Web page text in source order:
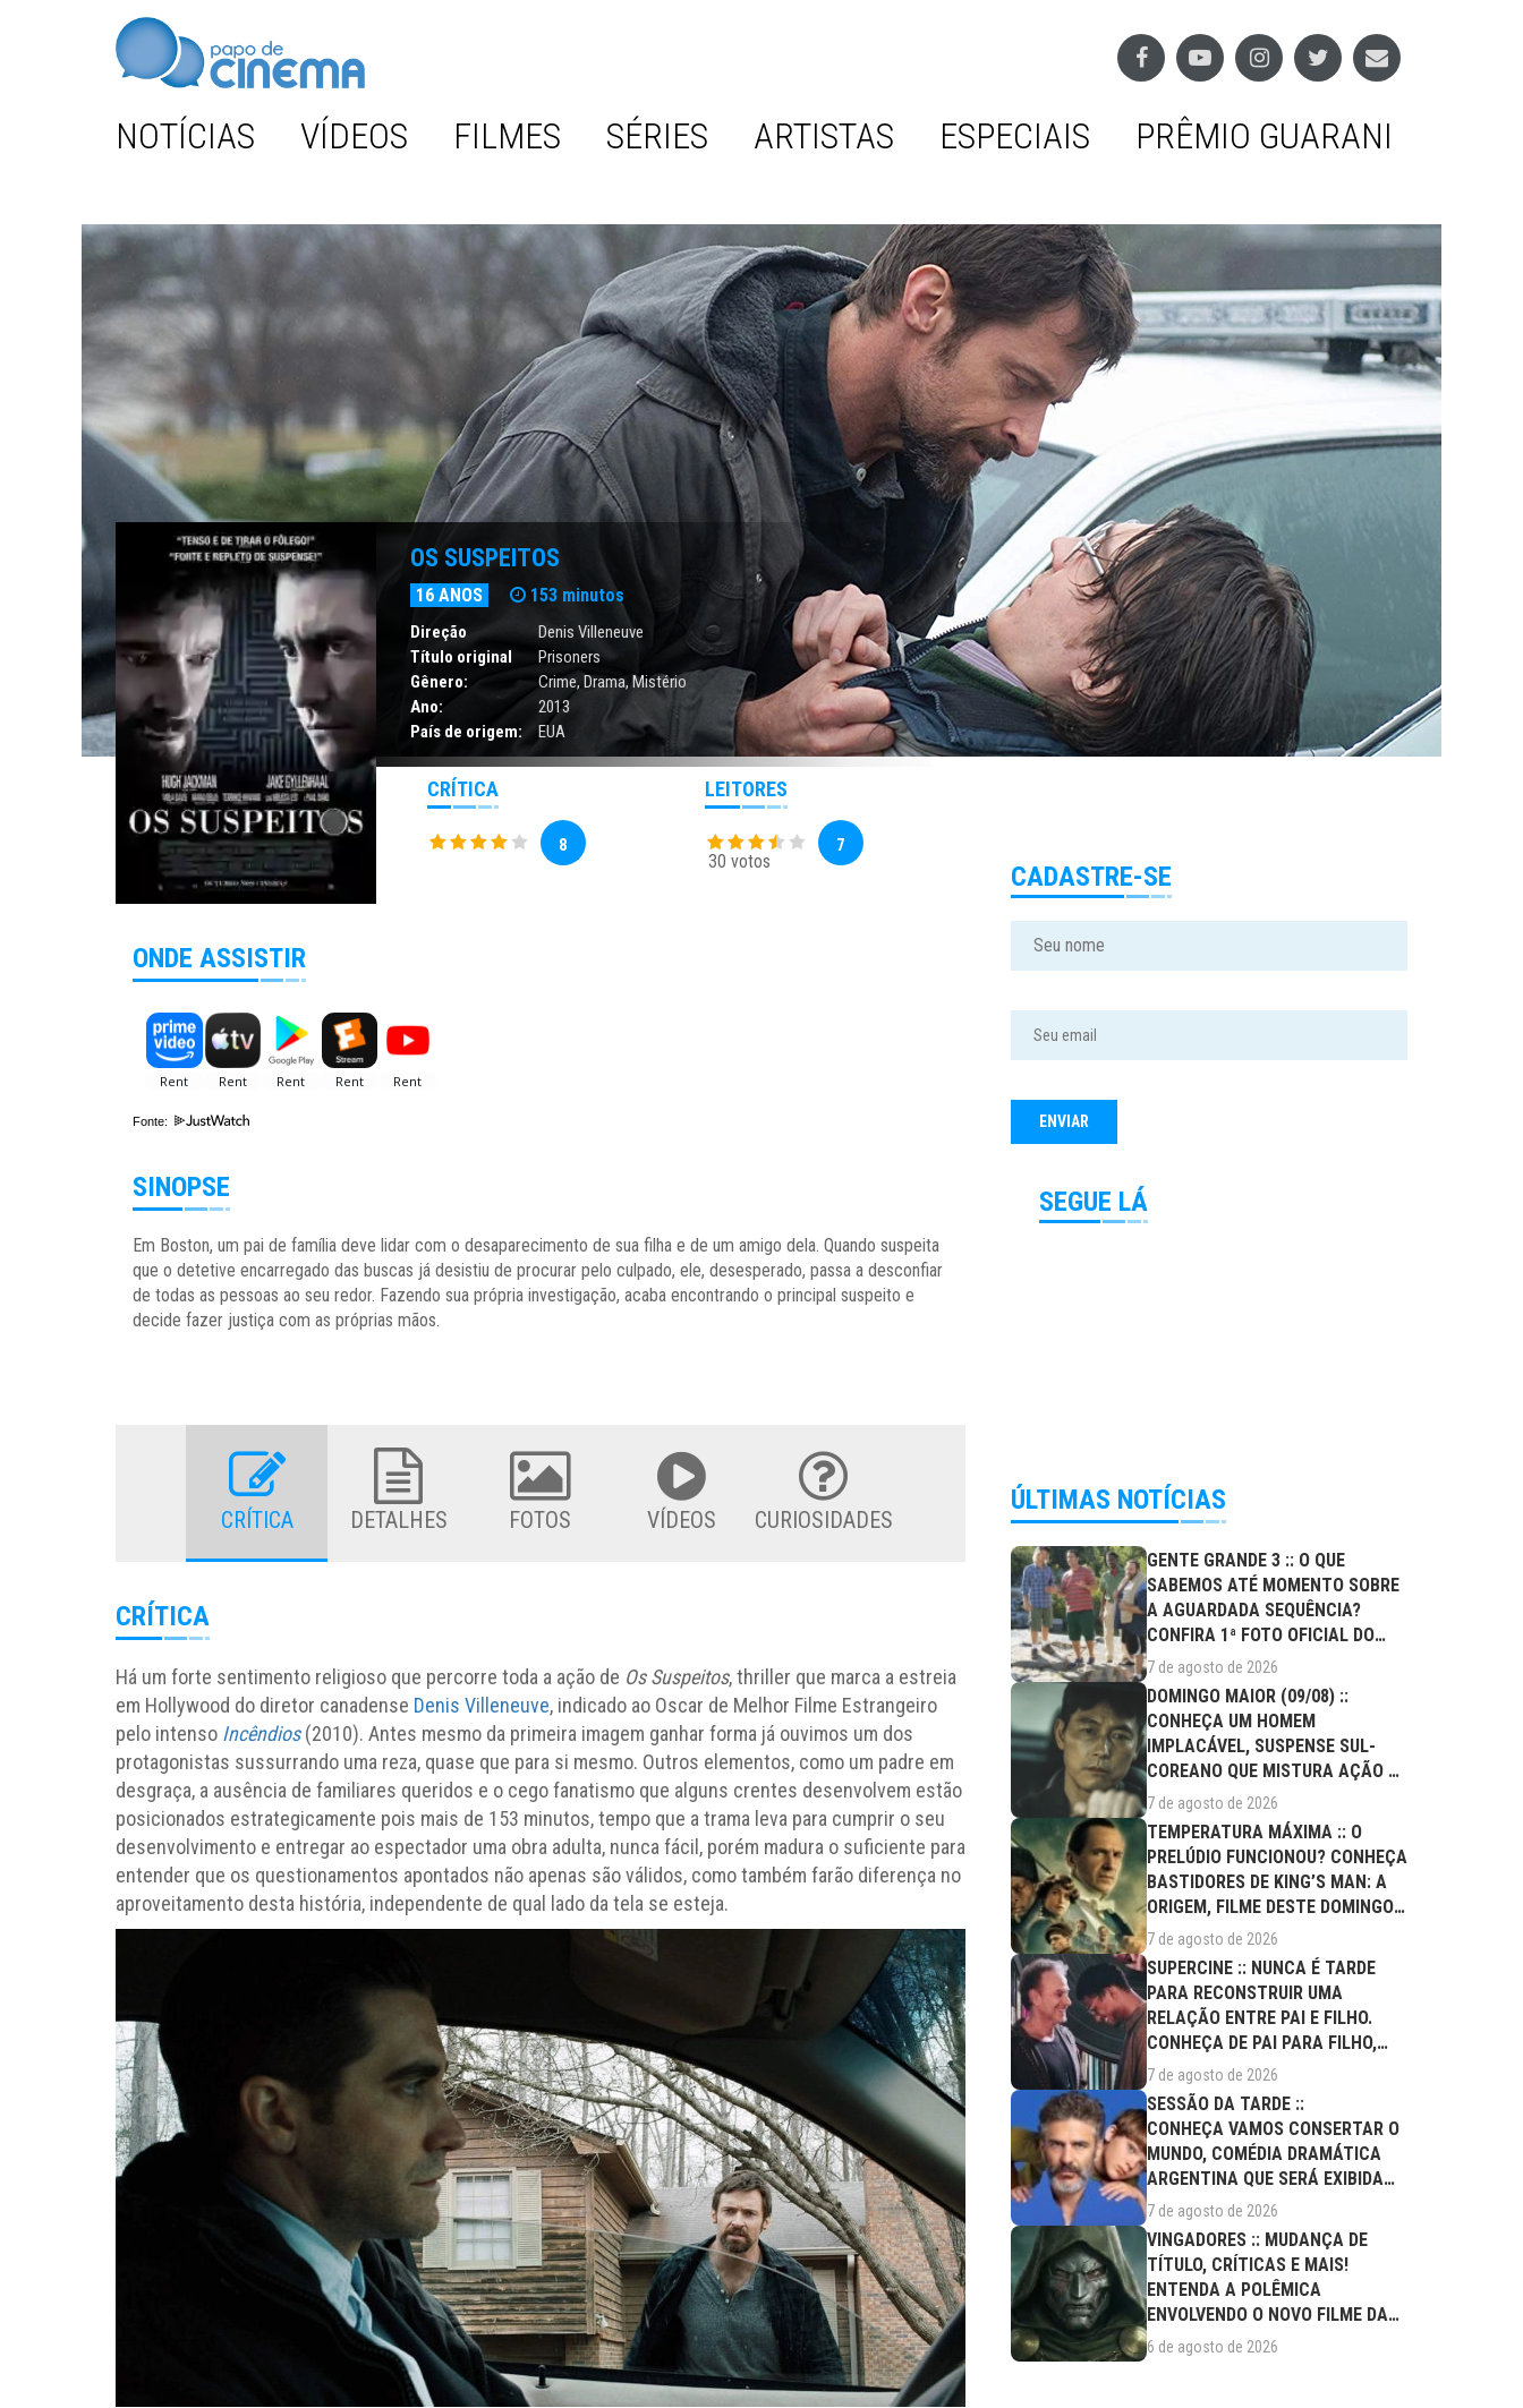
NOTÍCIAS VÍDEOS FILMES SÉRIES ARTISTAS ESPECIAIS PRÊMIO GUARANI
OS SUSPEITOS
16 ANOS 153 minutos
Direção
Denis Villeneuve
Título original
Prisoners
Gênero:
Crime,Drama,Mistério
Ano:
2013
País de origem:
EUA
CRÍTICA
8
LEITORES
30 votos
7
ONDE ASSISTIR
Fonte:
SINOPSE
Em Boston, um pai de família deve lidar com o desaparecimento de sua filha e de um amigo dela. Quando suspeita
que o detetive encarregado das buscas já desistiu de procurar pelo culpado, ele, desesperado, passa a desconfiar
de todas as pessoas ao seu redor. Fazendo sua própria investigação, acaba encontrando o principal suspeito e
decide fazer justiça com as próprias mãos.
CRÍTICA DETALHES FOTOS VÍDEOS CURIOSIDADES
CRÍTICA
Há um forte sentimento religioso que percorre toda a ação de Os Suspeitos, thriller que marca a estreia
em Hollywood do diretor canadense Denis Villeneuve, indicado ao Oscar de Melhor Filme Estrangeiro
pelo intenso Incêndios(2010). Antes mesmo da primeira imagem ganhar forma já ouvimos um dos
protagonistas sussurrando uma reza, quase que para si mesmo. Outros elementos, como um padre em
desgraça, a ausência de familiares queridos e o cego fanatismo que alguns crentes desenvolvem estão
posicionados estrategicamente pois mais de 153 minutos, tempo que a trama leva para cumprir o seu
desenvolvimento e entregar ao espectador uma obra adulta, nunca fácil, porém madura o suficiente para
entender que os questionamentos apontados não apenas são válidos, como também farão diferença no
aproveitamento desta história, independente de qual lado da tela se esteja.
CADASTRE-SE
SEGUE LÁ
ÚLTIMAS NOTÍCIAS
GENTE GRANDE 3 :: O QUE
SABEMOS ATÉ MOMENTO SOBRE
A AGUARDADA SEQUÊNCIA?
CONFIRA 1ª FOTO OFICIAL DO
ELENCO!
7 de agosto de 2026
DOMINGO MAIOR (09/08) ::
CONHEÇA UM HOMEM
IMPLACÁVEL, SUSPENSE SUL-
COREANO QUE MISTURA AÇÃO E
DRAMA FAMILIAR
7 de agosto de 2026
TEMPERATURA MÁXIMA :: O
PRELÚDIO FUNCIONOU? CONHEÇA
BASTIDORES DE KING’S MAN: A
ORIGEM, FILME DESTE DOMINGO
(09/08)
7 de agosto de 2026
SUPERCINE :: NUNCA É TARDE
PARA RECONSTRUIR UMA
RELAÇÃO ENTRE PAI E FILHO.
CONHEÇA DE PAI PARA FILHO,
FILME DESTE...
7 de agosto de 2026
SESSÃO DA TARDE ::
CONHEÇA VAMOS CONSERTAR O
MUNDO, COMÉDIA DRAMÁTICA
ARGENTINA QUE SERÁ EXIBIDA
NESTA SEXTA (07/08)
7 de agosto de 2026
VINGADORES :: MUDANÇA DE
TÍTULO, CRÍTICAS E MAIS!
ENTENDA A POLÊMICA
ENVOLVENDO O NOVO FILME DA
MARVEL
6 de agosto de 2026